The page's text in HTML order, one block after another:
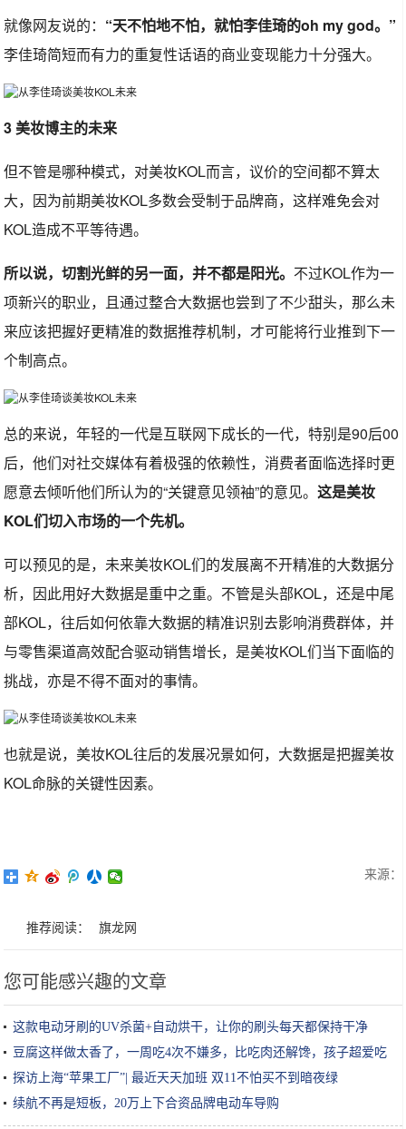
就像网友说的： “天不怕地不怕，就怕李佳琦的oh my god。”
李佳琦简短而有力的重复性话语的商业变现能力十分强大。
3 美妆博主的未来
但不管是哪种模式，对美妆KOL而言，议价的空间都不算太
大，因为前期美妆KOL多数会受制于品牌商，这样难免会对
KOL造成不平等待遇。
所以说，切割光鲜的另一面，并不都是阳光。 不过KOL作为一
项新兴的职业，且通过整合大数据也尝到了不少甜头，那么未
来应该把握好更精准的数据推荐机制，才可能将行业推到下一
个制高点。
总的来说，年轻的一代是互联网下成长的一代，特别是90后00
后，他们对社交媒体有着极强的依赖性，消费者面临选择时更
愿意去倾听他们所认为的“关键意见领袖”的意见。这是美妆
KOL们切入市场的一个先机。
可以预见的是，未来美妆KOL们的发展离不开精准的大数据分
析，因此用好大数据是重中之重。不管是头部KOL，还是中尾
部KOL，往后如何依靠大数据的精准识别去影响消费群体，并
与零售渠道高效配合驱动销售增长，是美妆KOL们当下面临的
挑战，亦是不得不面对的事情。
也就是说，美妆KOL往后的发展况景如何，大数据是把握美妆
KOL命脉的关键性因素。
来源：
推荐阅读： 旗龙网
您可能感兴趣的文章
这款电动牙刷的UV杀菌+自动烘干，让你的刷头每天都保持干净
豆腐这样做太香了，一周吃4次不嫌多，比吃肉还解馋，孩子超爱吃
探访上海“苹果工厂”| 最近天天加班 双11不怕买不到暗夜绿
续航不再是短板，20万上下合资品牌电动车导购